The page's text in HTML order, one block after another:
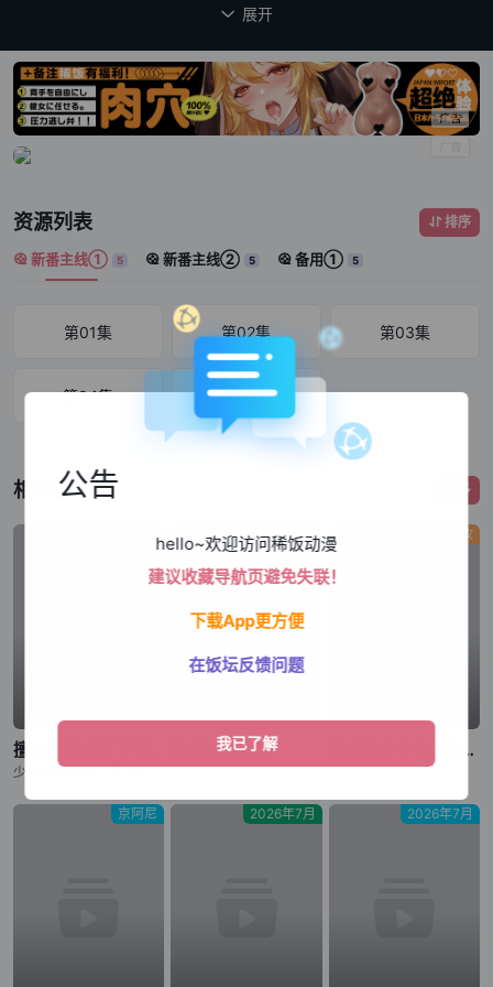
〈莫比乌斯尘埃〉所能覆盖的范围内发动。因此，拥有特殊能力的孩
解无法离开城镇的压抑，〈拉姆斯载体〉的孩子们纷纷组建队伍，沉
迷于一场利用〈拉姆斯〉争夺地盘的游戏。高中生荒木也是其中一
员。他与妹妹斯特拉、青梅竹马奥尔加等人组成了〈警察跳跃者〉，
每晚都沉浸在游戏之中。某一天，研究〈拉姆斯〉的汤田博士找到他
让自己的命运开始转动……获得特殊能力〈拉姆斯〉的少男少女们，
 展开
资源列表 排序
新番主线① 5 新番主线② 5 备用① 5
第01集 第02集 第03集
第04集 第05集
相关影片 更多
BL
澈底对你成瘾
漫画改
拯救替身千金的是冷酷无情冰之王子的爱
京阿尼 2026年7月 2026年7月
公告
hello~欢迎访问稀饭动漫
建议收藏导航页避免失联！
下载App更方便
在饭坛反馈问题